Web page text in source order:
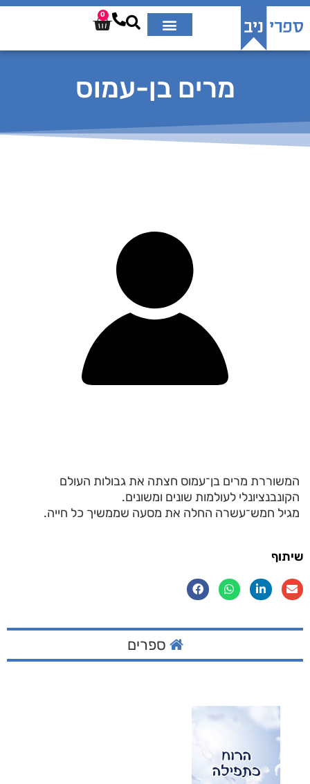
0
מרים בן-עמוס
המשוררת מרים בן־עמוס חצתה את גבולות העולם
הקונבנציונלי לעולמות שונים ומשונים.
מגיל חמש־עשרה החלה את מסעה שממשיך כל חייה.
שיתוף
ספרים